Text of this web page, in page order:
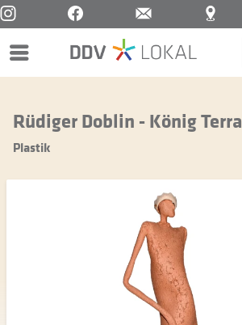
Menü
Rüdiger Doblin - König Terra
Plastik